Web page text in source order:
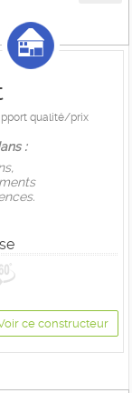
qualité/prix
:
ce constructeur